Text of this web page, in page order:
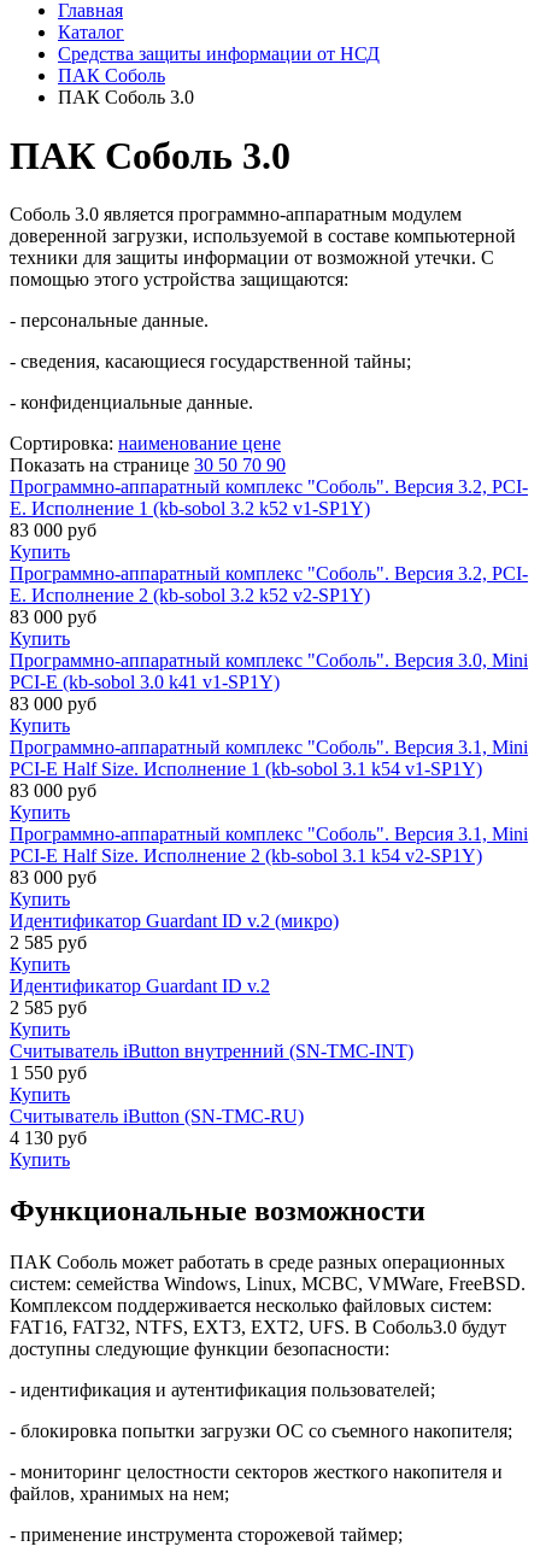
Главная
Каталог
Средства защиты информации от НСД
ПАК Соболь
ПАК Соболь 3.0
ПАК Соболь 3.0
Соболь 3.0 является программно-аппаратным модулем
доверенной загрузки, используемой в составе компьютерной
техники для защиты информации от возможной утечки. С
помощью этого устройства защищаются:
- персональные данные.
- сведения, касающиеся государственной тайны;
- конфиденциальные данные.
Сортировка: наименование цене
Показать на странице 30 50 70 90
Программно-аппаратный комплекс "Соболь". Версия 3.2, PCI-
E. Исполнение 1 (kb-sobol 3.2 k52 v1-SP1Y)
83 000 руб
Купить
Программно-аппаратный комплекс "Соболь". Версия 3.2, PCI-
E. Исполнение 2 (kb-sobol 3.2 k52 v2-SP1Y)
83 000 руб
Купить
Программно-аппаратный комплекс "Соболь". Версия 3.0, Mini
PCI-Е (kb-sobol 3.0 k41 v1-SP1Y)
83 000 руб
Купить
Программно-аппаратный комплекс "Соболь". Версия 3.1, Mini
PCI-Е Half Size. Исполнение 1 (kb-sobol 3.1 k54 v1-SP1Y)
83 000 руб
Купить
Программно-аппаратный комплекс "Соболь". Версия 3.1, Mini
PCI-Е Half Size. Исполнение 2 (kb-sobol 3.1 k54 v2-SP1Y)
83 000 руб
Купить
Идентификатор Guardant ID v.2 (микро)
2 585 руб
Купить
Идентификатор Guardant ID v.2
2 585 руб
Купить
Считыватель iButton внутренний (SN-TMC-INT)
1 550 руб
Купить
Считыватель iButton (SN-TMC-RU)
4 130 руб
Купить
Функциональные возможности
ПАК Соболь может работать в среде разных операционных
систем: семейства Windows, Linux, МСВС, VMWare, FreeBSD.
Комплексом поддерживается несколько файловых систем:
FAT16, FAT32, NTFS, EXT3, EXT2, UFS. В Соболь3.0 будут
доступны следующие функции безопасности:
- идентификация и аутентификация пользователей;
- блокировка попытки загрузки ОС со съемного накопителя;
- мониторинг целостности секторов жесткого накопителя и
файлов, хранимых на нем;
- применение инструмента сторожевой таймер;